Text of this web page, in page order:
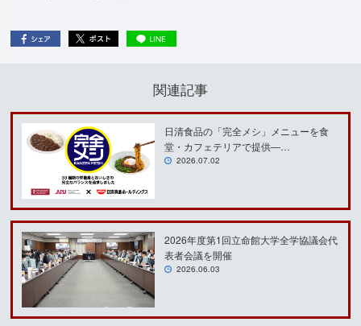
関連記事
日清食品の「完全メシ」メニューを食
堂・カフェテリアで提供―…
2026.07.02
2026年度第1回立命館大学全学協議会代
表者会議を開催
2026.06.03